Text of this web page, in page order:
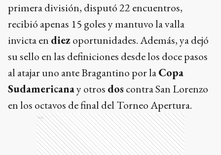
primera división, disputó 22 encuentros,
recibió apenas 15 goles y mantuvo la valla
invicta en diez oportunidades. Además, ya dejó
su sello en las definiciones desde los doce pasos
al atajar uno ante Bragantino por laCopa
Sudamericanay otros dos contra San Lorenzo
en los octavos de final del Torneo Apertura.
Ads